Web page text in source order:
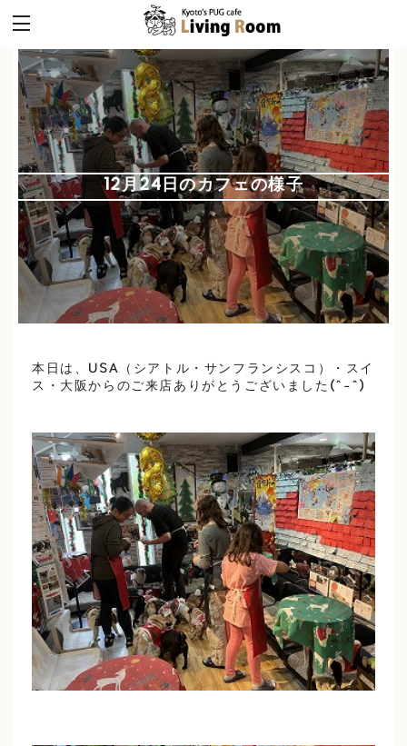
12月24日のカフェの様子
本日は、USA（シアトル・サンフランシスコ）・スイ
ス・大阪からのご来店ありがとうございました(^-^)